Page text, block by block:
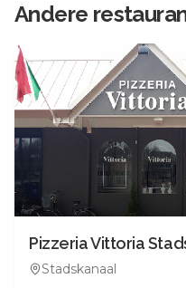
Andere
Pizzeria Vittoria
Stadskanaal